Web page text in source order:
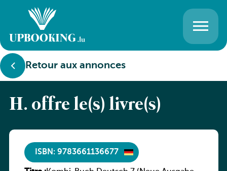
Retour aux annonces
H. offre le(s) livre(s)
ISBN: 9783661136677